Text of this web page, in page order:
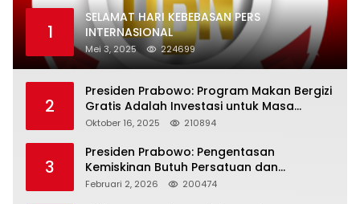
1
SELAMAT HARI KEBEBASAN PERS
INTERNASIONAL
Mei 3, 2025 224699
2
Presiden Prabowo: Program Makan Bergizi
Gratis Adalah Investasi untuk Masa
Depan Bangsa
Oktober 16, 2025 210894
3
Presiden Prabowo: Pengentasan
Kemiskinan Butuh Persatuan dan
Kepemimpinan yang Bertanggung Jawab
Februari 2, 2026 200474